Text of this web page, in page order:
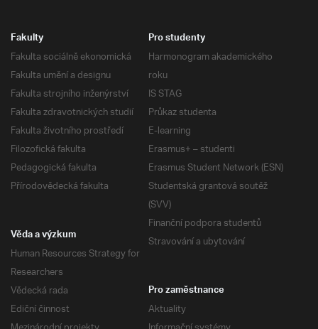
Fakulty
Fakulta sociálně ekonomická
Fakulta umění a designu
Fakulta strojního inženýrství
Fakulta zdravotnických studií
Fakulta životního prostředí
Filozofická fakulta
Pedagogická fakulta
Přírodovědecká fakulta
Pro studenty
Harmonogram akademického
roku
IS STAG
Průkaz studenta
E-learning
Erasmus+ – studenti
Erasmus Student Network (ESN)
Studentská grantová soutěž
(SVV)
Finanční podpora studentů
Stravování a ubytování
Věda a výzkum
Human Resources Strategy for
Researchers
Vědecká rada
Ediční činnost
Pro zaměstnance
Aktuality